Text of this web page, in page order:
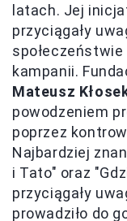
latach. Jej
przyciągały
społeczeństwie
kampanii.
Mateusz
powodzeniem
poprzez
Najbardziej
i Tato" oraz
przyciągały
prowadziło do